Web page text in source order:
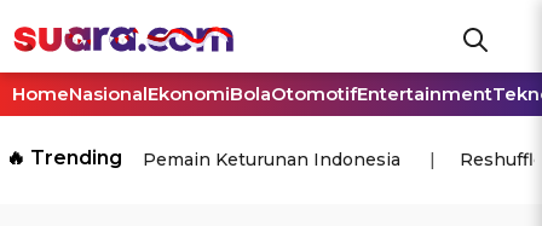
HomeNasionalEkonomiBolaOtomotifEntertainment
🔥 Trending Pemain Keturunan Indonesia